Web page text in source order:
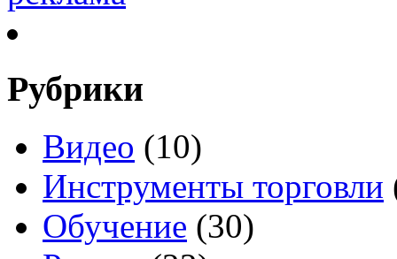
Рубрики
Видео (10)
Инструменты торговли
Обучение (30)